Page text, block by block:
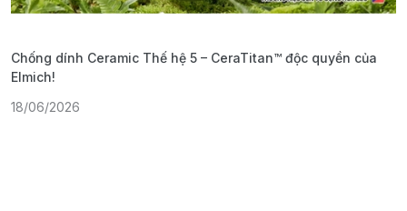
Chống dính Ceramic Thế hệ 5 – CeraTitan™ độc quyền của
Elmich!
18/06/2026